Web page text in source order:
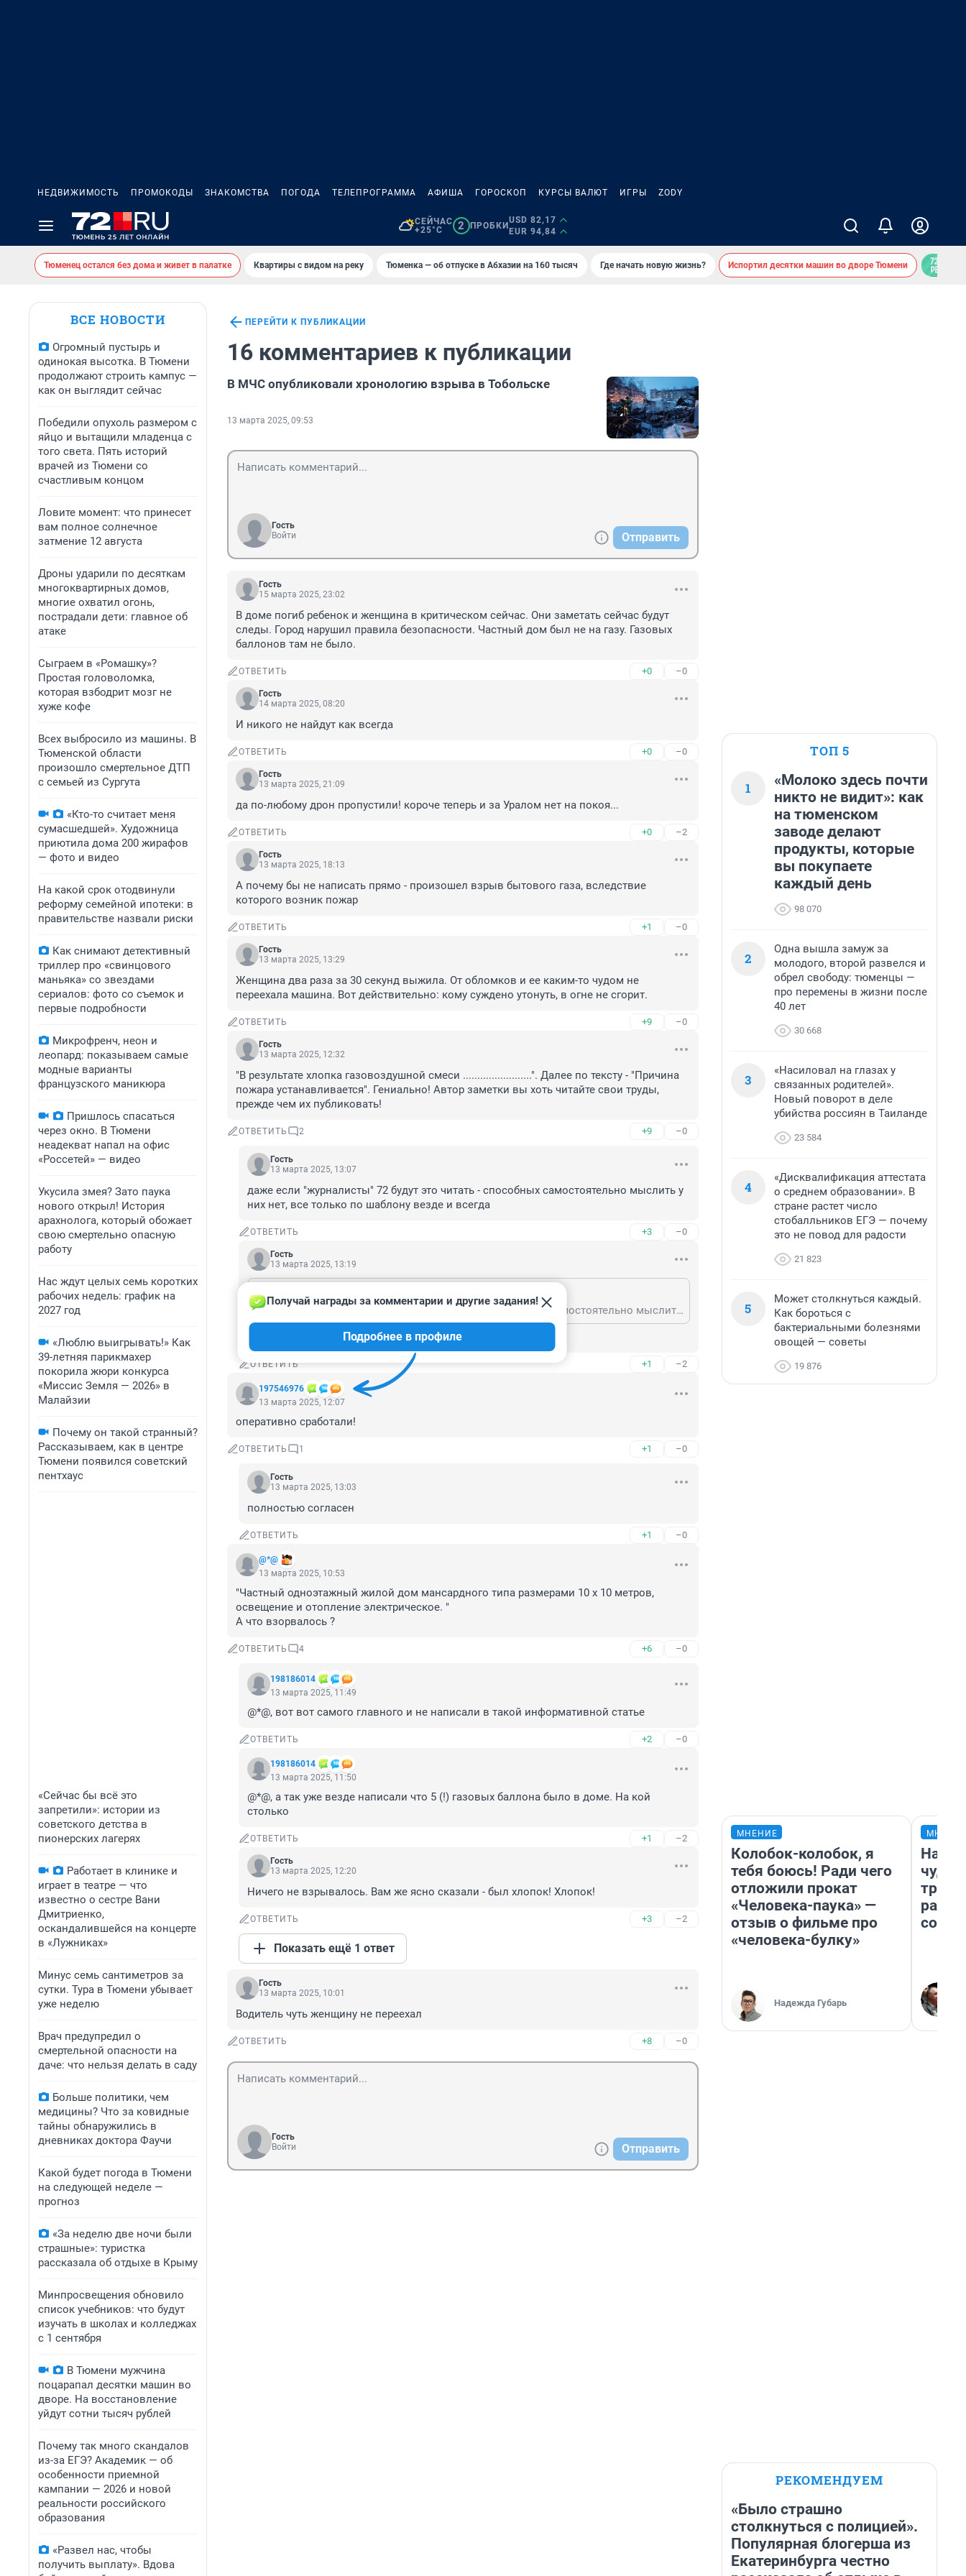
НЕДВИЖИМОСТЬ ПРОМОКОДЫ ЗНАКОМСТВА ПОГОДА ТЕЛЕПРОГРАММА АФИША ГОРОСКОП КУРСЫ ВАЛЮТ ИГРЫ ZODY
СЕЙЧАС
+25°C
2 ПРОБКИ
USD 82,17
EUR 94,84
Тюменец остался без дома и живет в палатке Квартиры с видом на реку Тюменка — об отпуске в Абхазии на 160 тысяч Где начать новую жизнь? Испортил десятки машин во дворе Тюмени
ВСЕ НОВОСТИ
Огромный пустырь и
одинокая высотка. В Тюмени
продолжают строить кампус —
как он выглядит сейчас
Победили опухоль размером с
яйцо и вытащили младенца с
того света. Пять историй
врачей из Тюмени со
счастливым концом
Ловите момент: что принесет
вам полное солнечное
затмение 12 августа
Дроны ударили по десяткам
многоквартирных домов,
многие охватил огонь,
пострадали дети: главное об
атаке
Сыграем в «Ромашку»?
Простая головоломка,
которая взбодрит мозг не
хуже кофе
Всех выбросило из машины. В
Тюменской области
произошло смертельное ДТП
с семьей из Сургута
«Кто-то считает меня
сумасшедшей». Художница
приютила дома 200 жирафов
— фото и видео
На какой срок отодвинули
реформу семейной ипотеки: в
правительстве назвали риски
Как снимают детективный
триллер про «свинцового
маньяка» со звездами
сериалов: фото со съемок и
первые подробности
Микрофренч, неон и
леопард: показываем самые
модные варианты
французского маникюра
Пришлось спасаться
через окно. В Тюмени
неадекват напал на офис
«Россетей» — видео
Укусила змея? Зато паука
нового открыл! История
арахнолога, который обожает
свою смертельно опасную
работу
Нас ждут целых семь коротких
рабочих недель: график на
2027 год
«Люблю выигрывать!» Как
39-летняя парикмахер
покорила жюри конкурса
«Миссис Земля — 2026» в
Малайзии
Почему он такой странный?
Рассказываем, как в центре
Тюмени появился советский
пентхаус
«Сейчас бы всё это
запретили»: истории из
советского детства в
пионерских лагерях
Работает в клинике и
играет в театре — что
известно о сестре Вани
Дмитриенко,
оскандалившейся на концерте
в «Лужниках»
Минус семь сантиметров за
сутки. Тура в Тюмени убывает
уже неделю
Врач предупредил о
смертельной опасности на
даче: что нельзя делать в саду
Больше политики, чем
медицины? Что за ковидные
тайны обнаружились в
дневниках доктора Фаучи
Какой будет погода в Тюмени
на следующей неделе —
прогноз
«За неделю две ночи были
страшные»: туристка
рассказала об отдыхе в Крыму
Минпросвещения обновило
список учебников: что будут
изучать в школах и колледжах
с 1 сентября
В Тюмени мужчина
поцарапал десятки машин во
дворе. На восстановление
уйдут сотни тысяч рублей
Почему так много скандалов
из-за ЕГЭ? Академик — об
особенности приемной
кампании — 2026 и новой
реальности российского
образования
«Развел нас, чтобы
получить выплату». Вдова
ПЕРЕЙТИ К ПУБЛИКАЦИИ
16 комментариев к публикации
В МЧС опубликовали хронологию взрыва в Тобольске
13 марта 2025, 09:53
Гость
Войти
Отправить
Гость
15 марта 2025, 23:02
В доме погиб ребенок и женщина в критическом сейчас. Они заметать сейчас будут
следы. Город нарушил правила безопасности. Частный дом был не на газу. Газовых
баллонов там не было.
ОТВЕТИТЬ +0 –0
Гость
14 марта 2025, 08:20
И никого не найдут как всегда
ОТВЕТИТЬ +0 –0
Гость
13 марта 2025, 21:09
да по-любому дрон пропустили! короче теперь и за Уралом нет на покоя...
ОТВЕТИТЬ +0 –2
Гость
13 марта 2025, 18:13
А почему бы не написать прямо - произошел взрыв бытового газа, вследствие
которого возник пожар
ОТВЕТИТЬ +1 –0
Гость
13 марта 2025, 13:29
Женщина два раза за 30 секунд выжила. От обломков и ее каким-то чудом не
переехала машина. Вот действительно: кому суждено утонуть, в огне не сгорит.
ОТВЕТИТЬ +9 –0
Гость
13 марта 2025, 12:32
"В результате хлопка газовоздушной смеси ........................". Далее по тексту - "Причина
пожара устанавливается". Гениально! Автор заметки вы хоть читайте свои труды,
прежде чем их публиковать!
ОТВЕТИТЬ 2 +9 –0
Гость
13 марта 2025, 13:07
даже если "журналисты" 72 будут это читать - способных самостоятельно мыслить у
них нет, все только по шаблону везде и всегда
ОТВЕТИТЬ +3 –0
Гость
13 марта 2025, 13:19
даже если "журналисты" 72 будут это читать - способных самостоятельно мыслить у них нет, все только по шаблону везде и всегда
Галейки мыслить не способны
ОТВЕТИТЬ +1 –2
197546976
Получай награды за комментарии и другие задания!
Подробнее в профиле
13 марта 2025, 12:07
оперативно сработали!
ОТВЕТИТЬ 1 +1 –0
Гость
13 марта 2025, 13:03
полностью согласен
ОТВЕТИТЬ +1 –0
@*@
13 марта 2025, 10:53
"Частный одноэтажный жилой дом мансардного типа размерами 10 х 10 метров,
освещение и отопление электрическое. "
А что взорвалось ?
ОТВЕТИТЬ 4 +6 –0
198186014
13 марта 2025, 11:49
@*@, вот вот самого главного и не написали в такой информативной статье
ОТВЕТИТЬ +2 –0
198186014
13 марта 2025, 11:50
@*@, а так уже везде написали что 5 (!) газовых баллона было в доме. На кой
столько
ОТВЕТИТЬ +1 –2
Гость
13 марта 2025, 12:20
Ничего не взрывалось. Вам же ясно сказали - был хлопок! Хлопок!
ОТВЕТИТЬ +3 –2
Показать ещё 1 ответ
Гость
13 марта 2025, 10:01
Водитель чуть женщину не переехал
ОТВЕТИТЬ +8 –0
Гость
Войти
Отправить
ТОП 5
1
«Молоко здесь почти
никто не видит»: как
на тюменском
заводе делают
продукты, которые
вы покупаете
каждый день
98 070
2
Одна вышла замуж за
молодого, второй развелся и
обрел свободу: тюменцы —
про перемены в жизни после
40 лет
30 668
3
«Насиловал на глазах у
связанных родителей».
Новый поворот в деле
убийства россиян в Таиланде
23 584
4
«Дисквалификация аттестата
о среднем образовании». В
стране растет число
стобалльников ЕГЭ — почему
это не повод для радости
21 823
5
Может столкнуться каждый.
Как бороться с
бактериальными болезнями
овощей — советы
19 876
МНЕНИЕ
Колобок-колобок, я
тебя боюсь! Ради чего
отложили прокат
«Человека-паука» —
отзыв о фильме про
«человека-булку»
Надежда Губарь
РЕКОМЕНДУЕМ
«Было страшно
столкнуться с полицией».
Популярная блогерша из
Екатеринбурга честно